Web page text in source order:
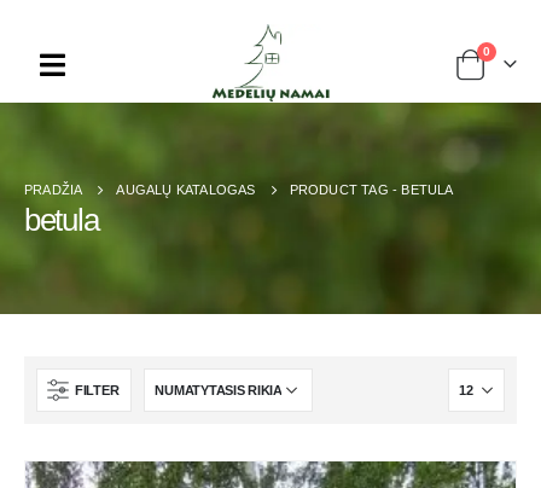
0
PRADŽIA AUGALŲ KATALOGAS PRODUCT TAG - BETULA
betula
FILTER